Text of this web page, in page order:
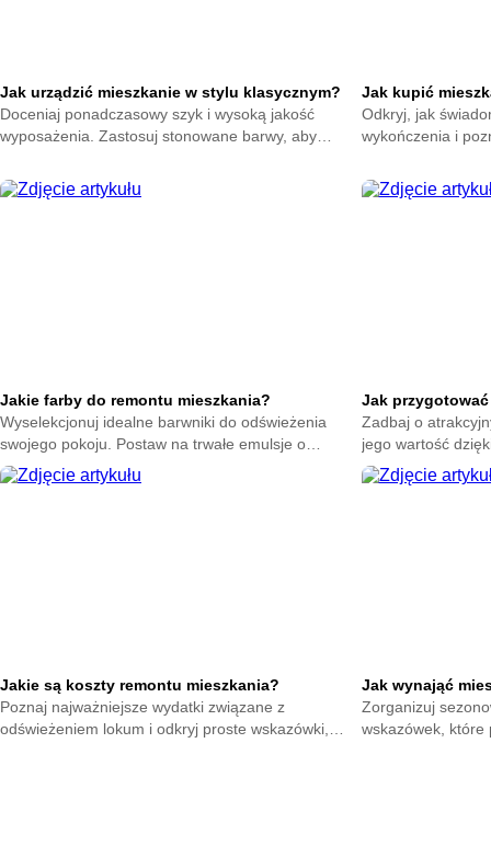
Jak urządzić mieszkanie w stylu klasycznym?
Doceniaj ponadczasowy szyk i wysoką jakość
wyposażenia. Zastosuj stonowane barwy, aby
wytworności.
Jak kupić
Odkryj, jak
wykończenia i
proces z
Jakie farby do remontu mieszkania?
Wyselekcjonuj idealne barwniki do odświeżenia
swojego pokoju. Postaw na trwałe emulsje o
wysokim kryciu. Pomaluj ściany mądrze i podziwiaj
piękny dom.
Jak
Zadbaj o
jego wartość
pomogą Ci
zdecydowanych
Jakie są koszty remontu mieszkania?
Poznaj najważniejsze wydatki związane z
odświeżeniem lokum i odkryj proste wskazówki,
Jak wynająć
Zorganizuj
wskazówek, które